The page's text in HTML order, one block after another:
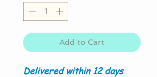
Add to Cart
Delivered within 12 days